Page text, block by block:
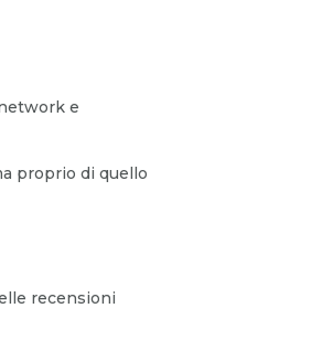
e
proprio di quello
recensioni